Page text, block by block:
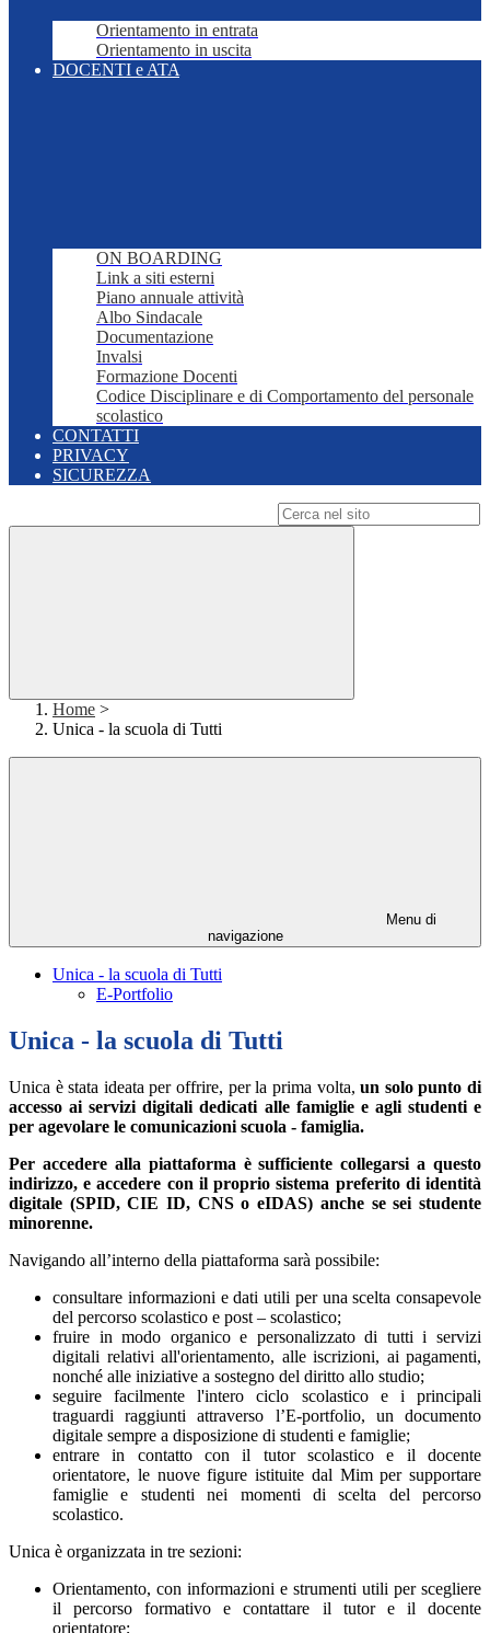
Orientamento in entrata
Orientamento in uscita
DOCENTI e ATA
ON BOARDING
Link a siti esterni
Piano annuale attività
Albo Sindacale
Documentazione
Invalsi
Formazione Docenti
Codice Disciplinare e di Comportamento del personale
scolastico
CONTATTI
PRIVACY
SICUREZZA
Home >
Unica - la scuola di Tutti
Menu di
navigazione
Unica - la scuola di Tutti
E-Portfolio
Unica - la scuola di Tutti
Unica è stata ideata per offrire, per la prima volta,un solo punto di
accesso ai servizi digitali dedicati alle famiglie e agli studenti e
per agevolare le comunicazioni scuola - famiglia.
Per accedere alla piattaforma è sufficiente collegarsi a questo
indirizzo, e accedere con il proprio sistema preferito di identità
digitale (SPID, CIE ID, CNS o eIDAS) anche se sei studente
minorenne.
Navigando all’interno della piattaforma sarà possibile:
consultare informazioni e dati utili per una scelta consapevole
del percorso scolastico e post – scolastico;
fruire in modo organico e personalizzato di tutti i servizi
digitali relativi all'orientamento, alle iscrizioni, ai pagamenti,
nonché alle iniziative a sostegno del diritto allo studio;
seguire facilmente l'intero ciclo scolastico e i principali
traguardi raggiunti attraverso l’E-portfolio, un documento
digitale sempre a disposizione di studenti e famiglie;
entrare in contatto con il tutor scolastico e il docente
orientatore, le nuove figure istituite dal Mim per supportare
famiglie e studenti nei momenti di scelta del percorso
scolastico.
Unica è organizzata in tre sezioni:
Orientamento, con informazioni e strumenti utili per scegliere
il percorso formativo e contattare il tutor e il docente
orientatore;